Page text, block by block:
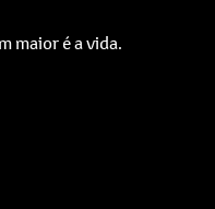
maior é a vida.